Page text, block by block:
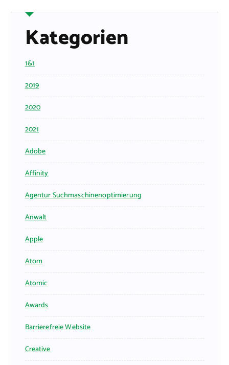
Kategorien
1&1
2019
2020
2021
Adobe
Affinity
Agentur Suchmaschinenoptimierung
Anwalt
Apple
Atom
Atomic
Awards
Barrierefreie Website
Creative